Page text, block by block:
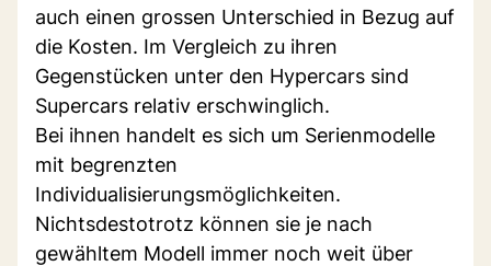
auch einen grossen Unterschied in Bezug auf
die Kosten. Im Vergleich zu ihren
Gegenstücken unter den Hypercars sind
Supercars relativ erschwinglich.
Bei ihnen handelt es sich um Serienmodelle
mit begrenzten
Individualisierungsmöglichkeiten.
Nichtsdestotrotz können sie je nach
gewähltem Modell immer noch weit über